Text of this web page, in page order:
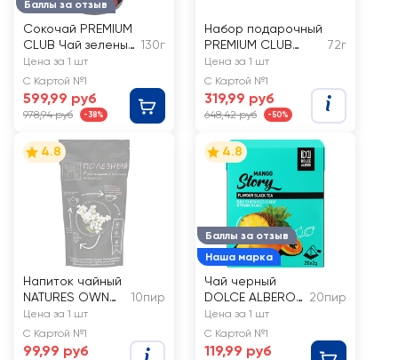
Баллы за отзыв
Сокочай PREMIUM
CLUB Чай зеленый
с соком ананаса,
с кусочками
ананаса,
лемонграсса,
цветками граната,
яблоком
130г
Цена за 1 шт
С Картой №1
599,99 руб
978,94 руб -38%
Набор подарочный
PREMIUM CLUB
Сокочай ассорти
72г
Цена за 1 шт
С Картой №1
319,99 руб
648,42 руб -50%
4.8
Напиток чайный
NATURES OWN
FACTORY
Гречишный
10пир
Цена за 1 шт
С Картой №1
99,99 руб
Баллы за отзыв
Наша марка
4.8
Чай черный
DOLCE ALBERO
Mango story
20пир
Цена за 1 шт
С Картой №1
119,99 руб